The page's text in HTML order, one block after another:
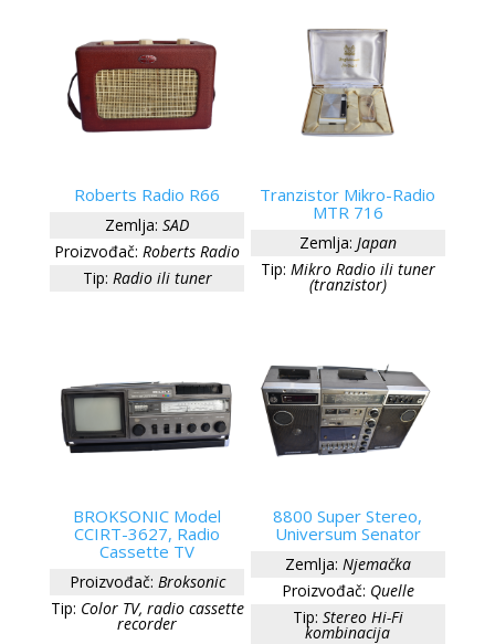
Roberts Radio R66
Zemlja: SAD
Proizvođač: Roberts Radio
Tip: Radio ili tuner
Tranzistor Mikro-Radio
MTR 716
Zemlja: Japan
Tip: Mikro Radio ili tuner
(tranzistor)
BROKSONIC Model
CCIRT-3627, Radio
Cassette TV
Proizvođač: Broksonic
Tip: Color TV, radio cassette
recorder
8800 Super Stereo,
Universum Senator
Zemlja: Njemačka
Proizvođač: Quelle
Tip: Stereo Hi-Fi
kombinacija